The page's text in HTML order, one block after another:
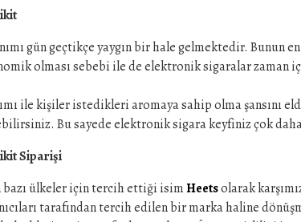
gün geçtikçe yaygın bir hale gelmektedir. Bunun
olması sebebi ile de elektronik sigaralar zaman
ile kişiler istedikleri aromaya sahip olma şansını
Bu sayede elektronik sigara keyfiniz çok
Siparişi
bazı ülkeler için tercih ettiği isimHeetsolarak
tarafından tercih edilen bir marka haline